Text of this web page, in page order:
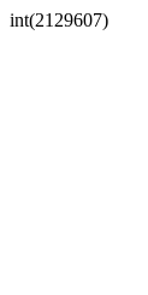
int(2129607)